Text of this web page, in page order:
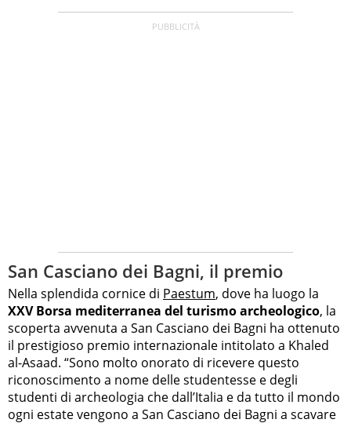
San Casciano dei Bagni, il premio
Nella splendida cornice di Paestum, dove ha luogo la
XXV Borsa mediterranea del turismo archeologico, la
scoperta avvenuta a San Casciano dei Bagni ha ottenuto
il prestigioso premio internazionale intitolato a Khaled
al-Asaad. “Sono molto onorato di ricevere questo
riconoscimento a nome delle studentesse e degli
studenti di archeologia che dall’Italia e da tutto il mondo
ogni estate vengono a San Casciano dei Bagni a scavare